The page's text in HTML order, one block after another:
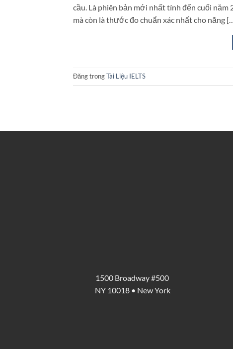
cầu. Là phiên bản mới nhất tính đến cuối
mà còn là thước đo chuẩn xác nhất cho năng
Đăng trongTài Liệu IELTS
1500 Broadway #500
NY 10018 • New York